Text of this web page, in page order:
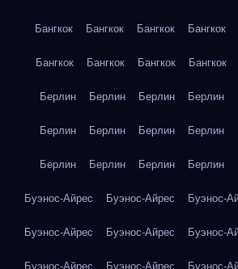
Бангкок Бангкок Бангкок Бангкок
Бангкок Бангкок Бангкок Бангкок
Берлин Берлин Берлин Берлин
Берлин Берлин Берлин Берлин
Берлин Берлин Берлин Берлин
Буэнос-Айрес Буэнос-Айрес Буэнос-
Буэнос-Айрес Буэнос-Айрес Буэнос-
Буэнос-Айрес Буэнос-Айрес Буэнос-